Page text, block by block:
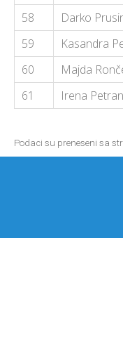
58
Darko
59
Kasandra
60
Majda
61
Irena
Podaci su preneseni sa